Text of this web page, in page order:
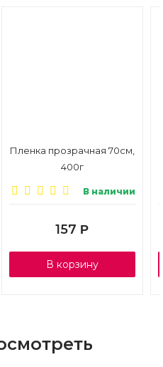
Пленка прозрачная 70см,
400г
В наличии
157 Р
В корзину